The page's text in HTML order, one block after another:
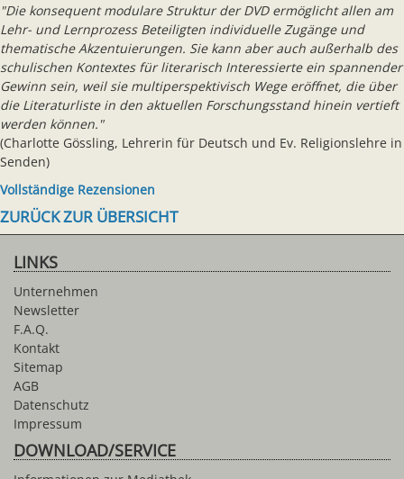
"Die konsequent modulare Struktur der DVD ermöglicht allen am
Lehr- und Lernprozess Beteiligten individuelle Zugänge und
thematische Akzentuierungen. Sie kann aber auch außerhalb des
schulischen Kontextes für literarisch Interessierte ein spannender
Gewinn sein, weil sie multiperspektivisch Wege eröffnet, die über
die Literaturliste in den aktuellen Forschungsstand hinein vertieft
werden können."
(Charlotte Gössling, Lehrerin für Deutsch und Ev. Religionslehre in
Senden)
Vollständige Rezensionen
ZURÜCK ZUR ÜBERSICHT
LINKS
Unternehmen
Newsletter
F.A.Q.
Kontakt
Sitemap
AGB
Datenschutz
Impressum
DOWNLOAD/SERVICE